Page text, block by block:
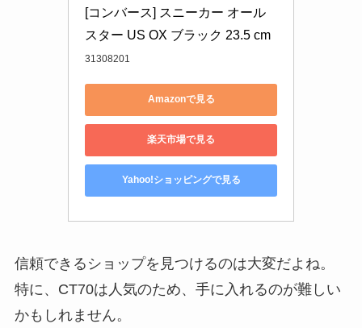
[コンバース] スニーカー オール
スター US OX ブラック 23.5 cm
31308201
Amazonで見る
楽天市場で見る
Yahoo!ショッピングで見る
信頼できるショップを見つけるのは大変だよね。
特に、CT70は人気のため、手に入れるのが難しい
かもしれません。